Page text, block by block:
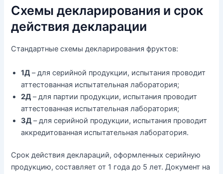
Схемы декларирования и срок
действия декларации
Стандартные схемы декларирования фруктов:
1Д – для серийной продукции, испытания проводит
аттестованная испытательная лаборатория;
2Д – для партии продукции, испытания проводит
аттестованная испытательная лаборатория;
3Д – для серийной продукции, испытания проводит
аккредитованная испытательная лаборатория.
Срок действия деклараций, оформленных серийную
продукцию, составляет от 1 года до 5 лет. Документ на